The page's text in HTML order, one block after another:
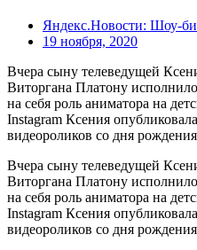
Яндекс.Новости: Шоу-
19 ноября, 2020
Вчера сыну телеведущей
Виторгана Платону
на себя роль аниматора на
Instagram Ксения
видеороликов со дня
Вчера сыну телеведущей
Виторгана Платону
на себя роль аниматора на
Instagram Ксения
видеороликов со дня